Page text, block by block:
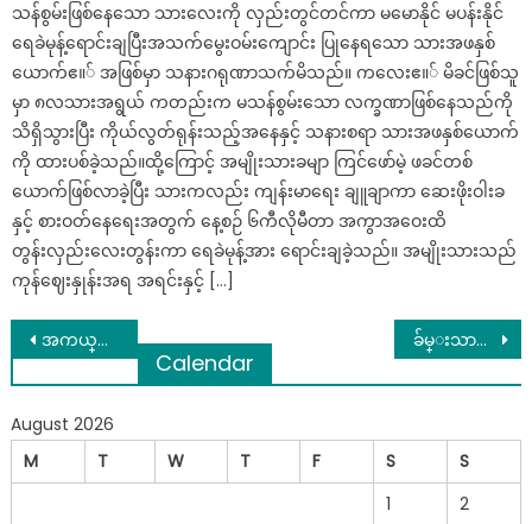
သန်စွမ်းဖြစ်နေသော သားလေးကို လှည်းတွင်တင်ကာ မမောနိုင် မပန်းနိုင်
ရေခဲမုန့်ရောင်းချပြီးအသက်မွေးဝမ်းကျောင်း ပြုနေရသော သားအဖနှစ်
ယောက်ဧ။် အဖြစ်မှာ သနားဂရုဏာသက်မိသည်။ ကလေးဧ။် မိခင်ဖြစ်သူ
မှာ ၈လသားအရွယ် ကတည်းက မသန်စွမ်းသော လက္ခဏာဖြစ်နေသည်ကို
သိရှိသွားပြီး ကိုယ်လွတ်ရုန်းသည့်အနေနှင့် သနားစရာ သားအဖနှစ်ယောက်
ကို ထားပစ်ခဲ့သည်။ထို့ကြောင့် အမျိုးသားခမျာ ကြင်ဖော်မဲ့ ဖခင်တစ်
ယောက်ဖြစ်လာခဲ့ပြီး သားကလည်း ကျန်းမာရေး ချူချာကာ ဆေးဖိုးဝါးခ
နှင့် စားဝတ်နေရေးအတွက် နေ့စဉ် ၆ကီလိုမီတာ အကွာအဝေးထိ
တွန်းလှည်းလေးတွန်းကာ ရေခဲမုန့်အား ရောင်းချခဲ့သည်။ အမျိုးသားသည်
ကုန်ဈေးနှုန်းအရ အရင်းနှင့် […]
Post
navigation
အကယ္၍ ကြၽန္မေယာက္်ားသာ အငယ္အေႏွာင္း ေတြ႕ေနခဲ့ရင္…. ခ်မ္းသာတဲ့လူကိုလက္ထပ္ဖို႕ၾကိဳးစားေနတဲ့မိန္းမတစ္ေယာက္ကို ပညာသားပါပါစာျပန္ခဲ့တဲ့သူေဌးတစ္ဦး
Calendar
August 2026
M
T W T F S
S
1
2